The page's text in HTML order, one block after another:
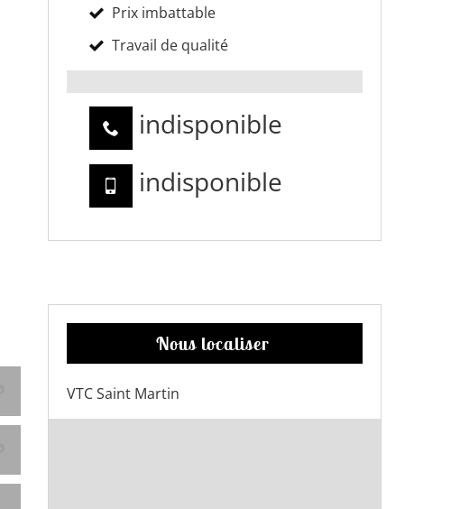
Prix imbattable
Travail de qualité
indisponible
indisponible
Nous localiser
VTC Saint Martin